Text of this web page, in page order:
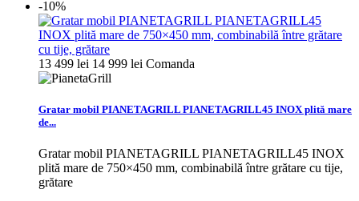
-10%
13 499 lei 14 999 lei Comanda
Gratar mobil PIANETAGRILL PIANETAGRILL45 INOX plită mare
de...
Gratar mobil PIANETAGRILL PIANETAGRILL45 INOX
plită mare de 750×450 mm, combinabilă între grătare cu tije,
grătare